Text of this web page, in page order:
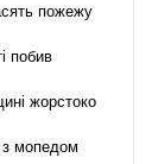
пожежу
побив
жорстоко
з мопедом